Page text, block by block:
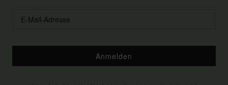
Anmelden